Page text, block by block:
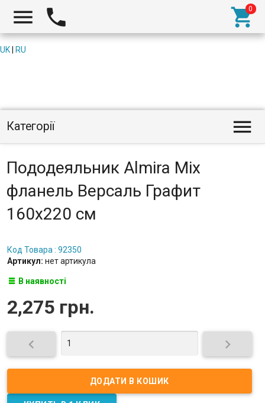
  
UK RU
Категорії 
Пододеяльник Almira Mix
фланель Версаль Графит
160x220 см
Код Товара : 92350
Артикул: нет артикула
В наявності
2,275 грн.
 